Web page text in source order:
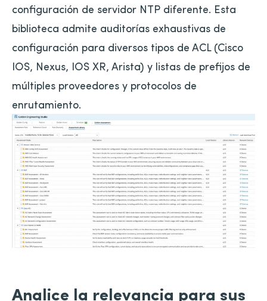
configuración de servidor NTP diferente. Esta
biblioteca admite auditorías exhaustivas de
configuración para diversos tipos de ACL (Cisco
IOS, Nexus, IOS XR, Arista) y listas de prefijos de
múltiples proveedores y protocolos de
enrutamiento.
Analice la relevancia para sus